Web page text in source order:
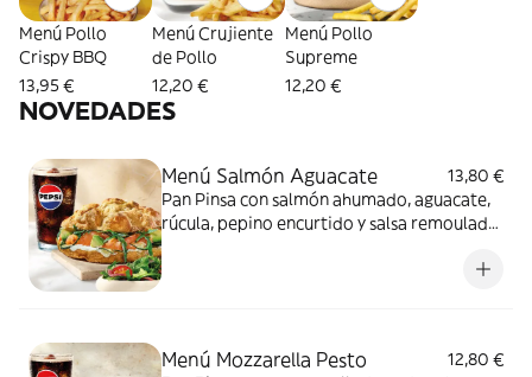
Menú Pollo
Crispy BBQ
13,95 €
Menú Crujiente
de Pollo
12,20 €
Menú Pollo
Supreme
12,20 €
NOVEDADES
Menú Salmón Aguacate
13,80 €
Pan Pinsa con salmón ahumado, aguacate,
rúcula, pepino encurtido y salsa remoulade
Menú Mozzarella Pesto
12,80 €